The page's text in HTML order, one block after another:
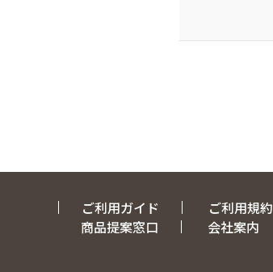
ご利用ガイド ご利用規約
商品提案窓口
会社案内